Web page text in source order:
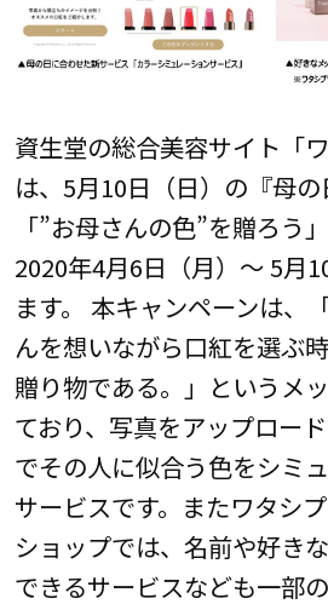
資生堂の総合美容サイト「
は、5月10日（日）の『母の
「”お母さんの色”を贈ろう
2020年4月6日（月）～ 5月
ます。 本キャンペーンは、
んを想いながら口紅を選ぶ
贈り物である。」というメ
ており、写真をアップロー
でその人に似合う色をシミ
サービスです。またワタシ
ショップでは、名前や好き
できるサービスなども一部